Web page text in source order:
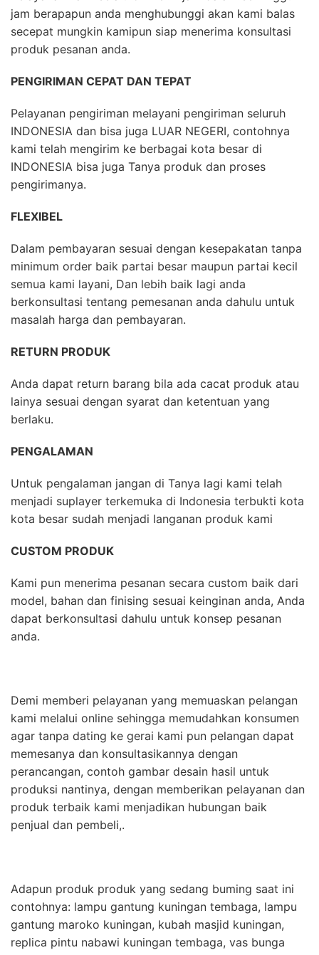
jam berapapun anda menghubunggi akan kami balas
secepat mungkin kamipun siap menerima konsultasi
produk pesanan anda.
PENGIRIMAN CEPAT DAN TEPAT
Pelayanan pengiriman melayani pengiriman seluruh
INDONESIA dan bisa juga LUAR NEGERI, contohnya
kami telah mengirim ke berbagai kota besar di
INDONESIA bisa juga Tanya produk dan proses
pengirimanya.
FLEXIBEL
Dalam pembayaran sesuai dengan kesepakatan tanpa
minimum order baik partai besar maupun partai kecil
semua kami layani, Dan lebih baik lagi anda
berkonsultasi tentang pemesanan anda dahulu untuk
masalah harga dan pembayaran.
RETURN PRODUK
Anda dapat return barang bila ada cacat produk atau
lainya sesuai dengan syarat dan ketentuan yang
berlaku.
PENGALAMAN
Untuk pengalaman jangan di Tanya lagi kami telah
menjadi suplayer terkemuka di Indonesia terbukti kota
kota besar sudah menjadi langanan produk kami
CUSTOM PRODUK
Kami pun menerima pesanan secara custom baik dari
model, bahan dan finising sesuai keinginan anda, Anda
dapat berkonsultasi dahulu untuk konsep pesanan
anda.
Demi memberi pelayanan yang memuaskan pelangan
kami melalui online sehingga memudahkan konsumen
agar tanpa dating ke gerai kami pun pelangan dapat
memesanya dan konsultasikannya dengan
perancangan, contoh gambar desain hasil untuk
produksi nantinya, dengan memberikan pelayanan dan
produk terbaik kami menjadikan hubungan baik
penjual dan pembeli,.
Adapun produk produk yang sedang buming saat ini
contohnya: lampu gantung kuningan tembaga, lampu
gantung maroko kuningan, kubah masjid kuningan,
replica pintu nabawi kuningan tembaga, vas bunga